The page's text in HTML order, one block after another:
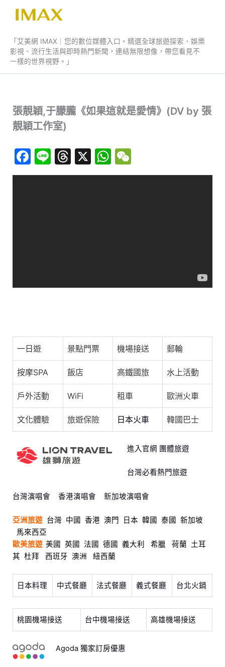
「艾美網 IMAX｜您的數位媒體入口。精選全球旅遊探索、娛樂
影視、流行生活與即時熱門新聞，連結無限想像，帶您看見不
一樣的世界視野。」
張靚穎,于朦朧《如果這就是愛情》(DV by 張
靚穎工作室)
F
a
Li
n
T
hr
X
W
h e
一日遊 景點門票 機場接送 郵輪
按摩SPA 飯店 高鐵國旅 水上活動
戶外活動 WiFi 租車 歐洲火車
文化體驗 旅遊保險 日本火車 韓國巴士
進入官網 團體旅遊
台灣必看熱門旅遊
台灣演唱會 香港演唱會 新加坡演唱會
亞洲旅遊 台灣 中國 香港 澳門 日本 韓國 泰國 新加坡
馬來西亞
歐美旅遊 美國 英國 法國 德國 義大利 希臘 荷蘭 土耳
其 杜拜 西班牙 澳洲 紐西蘭
日本料理 中式餐廳 法式餐廳 義式餐廳 台北火鍋
桃園機場接送 台中機場接送 高雄機場接送
Agoda 獨家訂房優惠